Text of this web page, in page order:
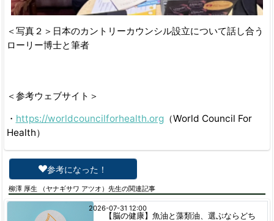
＜写真２＞日本のカントリーカウンシル設立について話し合う
ローリー博士と筆者
＜参考ウェブサイト＞
・ https://worldcouncilforhealth.org（World Council For
Health）
参考になった！
柳澤 厚生 （ヤナギサワ アツオ）先生の関連記事
【脳の健康】魚油と藻類油、選ぶならどち
2026-07-31 12:00